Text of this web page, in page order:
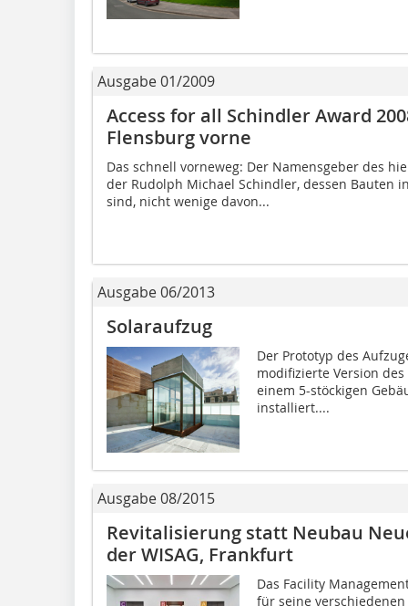
Ausgabe 01/2009
Access for all Schindler Award
Flensburg vorne
Das schnell vorneweg: Der Namensgeber des
der Rudolph Michael Schindler, dessen Bauten
sind, nicht wenige davon...
Ausgabe 06/2013
Solaraufzug
Der Prototyp des
modifizierte Version
einem 5-stöckigen
installiert....
Ausgabe 08/2015
Revitalisierung statt Neubau
der WISAG, Frankfurt
Das Facility
für seine